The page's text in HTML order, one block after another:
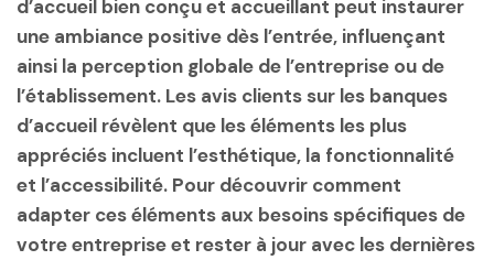
d’accueil bien conçu et accueillant peut instaurer
une ambiance positive dès l’entrée, influençant
ainsi la perception globale de l’entreprise ou de
l’établissement. Les avis clients sur les banques
d’accueil révèlent que les éléments les plus
appréciés incluent l’esthétique, la fonctionnalité
et l’accessibilité. Pour découvrir comment
adapter ces éléments aux besoins spécifiques de
votre entreprise et rester à jour avec les dernières